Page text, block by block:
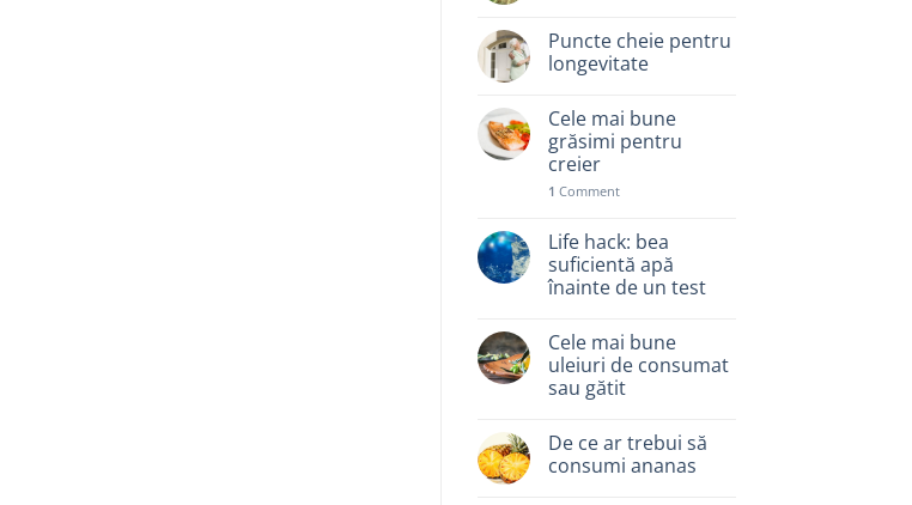
Puncte cheie pentru
longevitate
Cele mai bune
grăsimi pentru
creier
1 Comment
Life hack: bea
suficientă apă
înainte de un test
Cele mai bune
uleiuri de consumat
sau gătit
De ce ar trebui să
consumi ananas